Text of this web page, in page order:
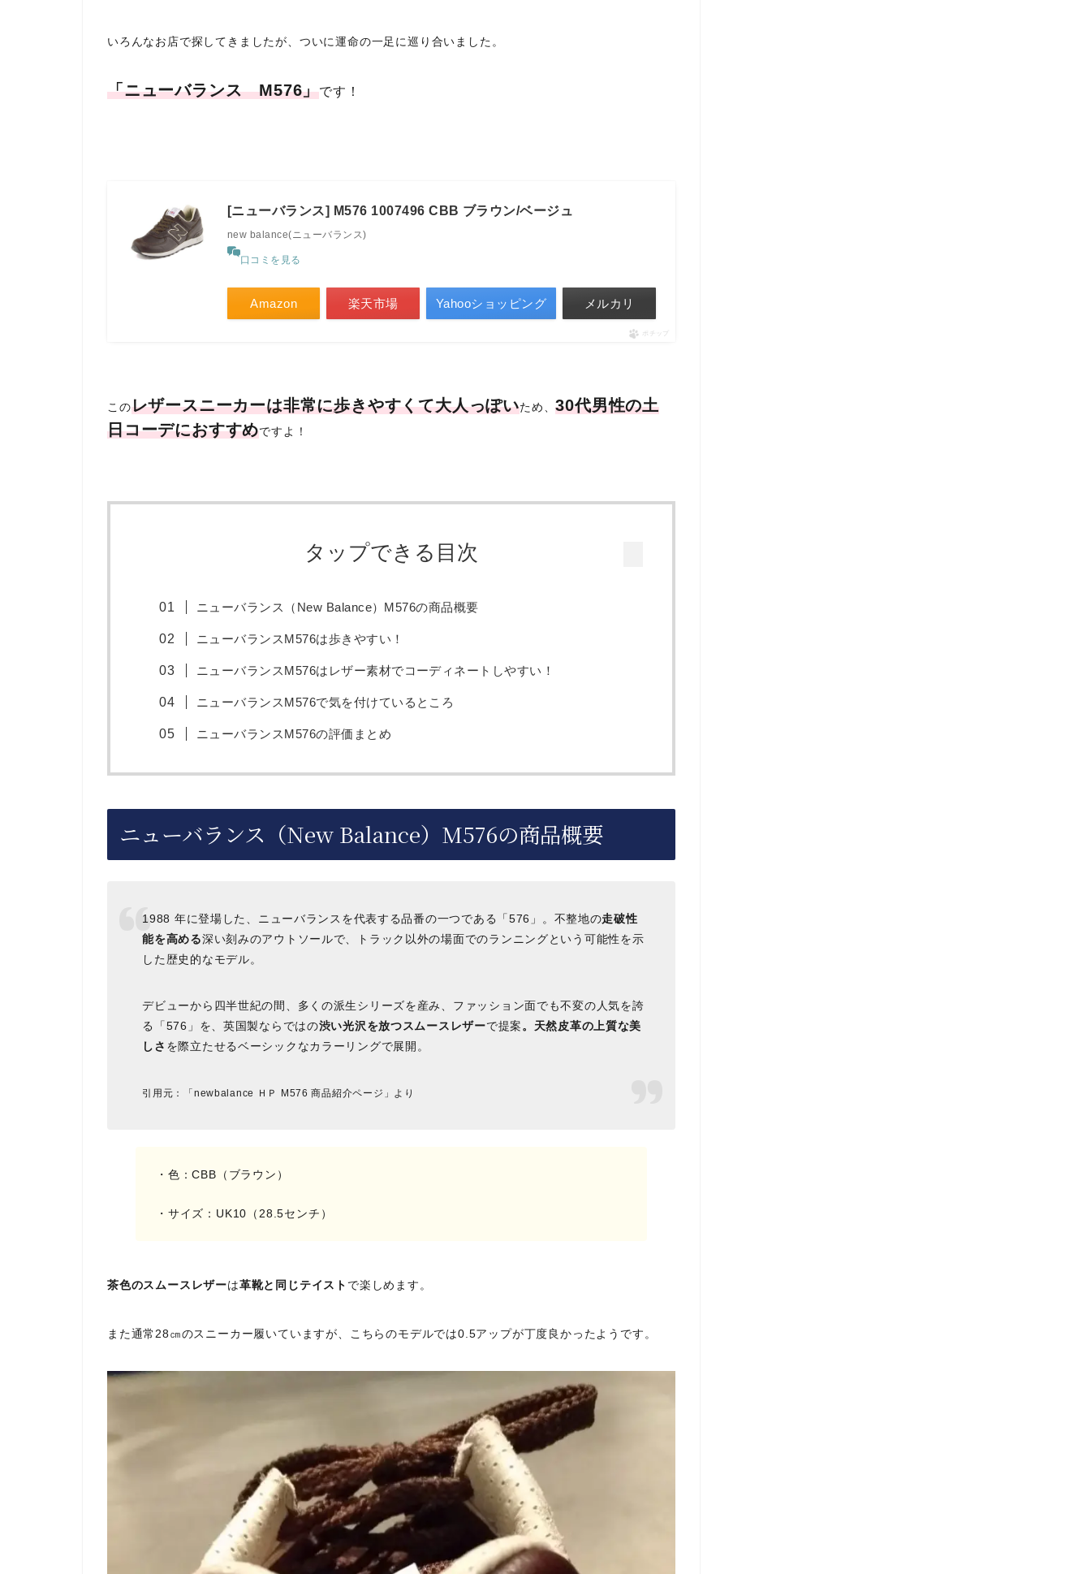
いろんなお店で探してきましたが、ついに運命の一足に巡り合いました。
「ニューバランス M576」です！
[ニューバランス] M576 1007496 CBB ブラウン/ベージュ
new balance(ニューバランス)
口コミを見る
Amazon 楽天市場 Yahooショッピング メルカリ
ポチップ
このレザースニーカーは非常に歩きやすくて大人っぽいため、30代男性の土
日コーデにおすすめですよ！
タップできる目次
ニューバランス（New Balance）M576の商品概要
ニューバランスM576は歩きやすい！
ニューバランスM576はレザー素材でコーディネートしやすい！
ニューバランスM576で気を付けているところ
ニューバランスM576の評価まとめ
ニューバランス（New Balance）M576の商品概要
1988 年に登場した、ニューバランスを代表する品番の一つである「576」。 不整地の走破性
能を高める深い刻みのアウトソールで、トラック以外の場面でのランニングという可能性を示
した歴史的なモデル。
デビューから四半世紀の間、多くの派生シリーズを産み、ファッション面でも不変の人気を誇
る「576」を、英国製ならではの渋い光沢を放つスムースレザーで提案。 天然皮革の上質な美
しさ を際立たせるベーシックなカラーリングで展開。
引用元：「newbalance ＨＰ M576 商品紹介ページ」より
・色：CBB（ブラウン）
・サイズ：UK10（28.5センチ）
茶色のスムースレザーは革靴と同じテイスト で楽しめます。
また通常28㎝のスニーカー履いていますが、こちらのモデルでは0.5アップが丁度良かったようです。